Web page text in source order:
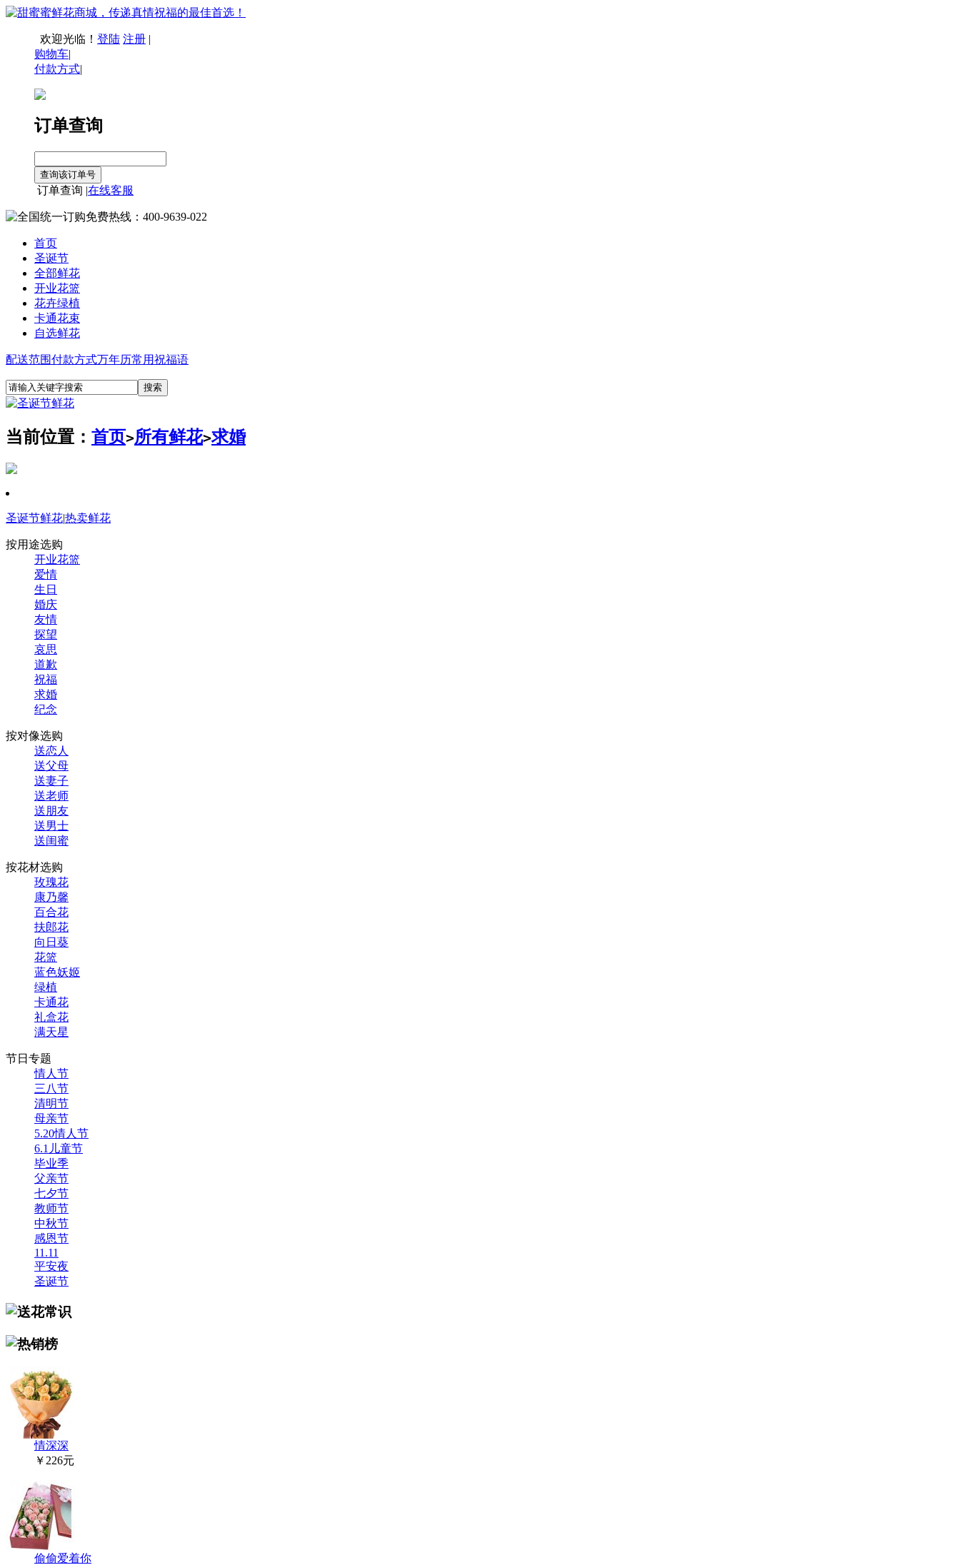
欢迎光临！ 登陆 注册 |
购物车|
付款方式|
订单查询
订单查询 |在线客服
首页
圣诞节
全部鲜花
开业花篮
花卉绿植
卡通花束
自选鲜花
配送范围付款方式万年历常用祝福语
当前位置： 首页>所有鲜花>求婚
圣诞节鲜花|热卖鲜花
按用途选购
开业花篮
爱情
生日
婚庆
友情
探望
哀思
道歉
祝福
求婚
纪念
按对像选购
送恋人
送父母
送妻子
送老师
送朋友
送男士
送闺蜜
按花材选购
玫瑰花
康乃馨
百合花
扶郎花
向日葵
花篮
蓝色妖姬
绿植
卡通花
礼盒花
满天星
节日专题
情人节
三八节
清明节
母亲节
5.20情人节
6.1儿童节
毕业季
父亲节
七夕节
教师节
中秋节
感恩节
11.11
平安夜
圣诞节
情深深
￥226元
偷偷爱着你